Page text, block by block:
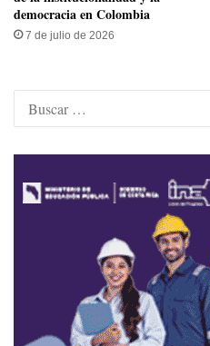
democracia en Colombia
7 de julio de 2026